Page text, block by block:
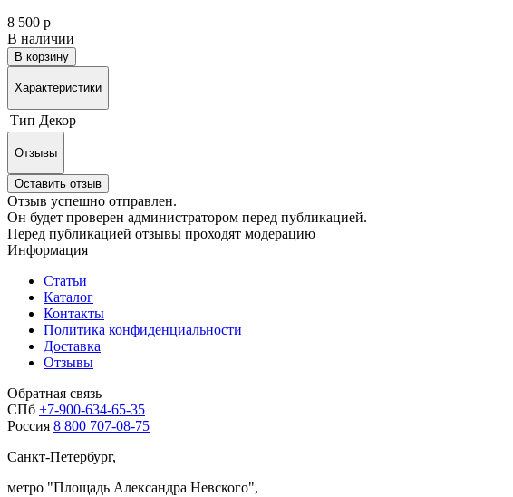
8 500 р
В наличии
В корзину
Характеристики
Тип Декор
Отзывы
Оставить отзыв
Отзыв успешно отправлен.
Он будет проверен администратором перед публикацией.
Перед публикацией отзывы проходят модерацию
Информация
Статьи
Каталог
Контакты
Политика конфиденциальности
Доставка
Отзывы
Обратная связь
СПб +7-900-634-65-35
Россия 8 800 707-08-75
Санкт-Петербург,
метро "Площадь Александра Невского",